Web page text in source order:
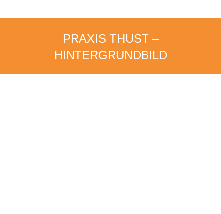
PRAXIS THUST –
HINTERGRUNDBILD